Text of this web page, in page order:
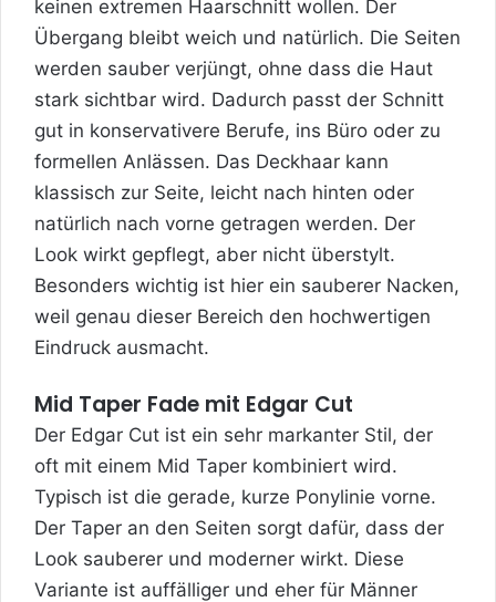
keinen extremen Haarschnitt wollen. Der
Übergang bleibt weich und natürlich. Die Seiten
werden sauber verjüngt, ohne dass die Haut
stark sichtbar wird. Dadurch passt der Schnitt
gut in konservativere Berufe, ins Büro oder zu
formellen Anlässen. Das Deckhaar kann
klassisch zur Seite, leicht nach hinten oder
natürlich nach vorne getragen werden. Der
Look wirkt gepflegt, aber nicht überstylt.
Besonders wichtig ist hier ein sauberer Nacken,
weil genau dieser Bereich den hochwertigen
Eindruck ausmacht.
Mid Taper Fade mit Edgar Cut
Der Edgar Cut ist ein sehr markanter Stil, der
oft mit einem Mid Taper kombiniert wird.
Typisch ist die gerade, kurze Ponylinie vorne.
Der Taper an den Seiten sorgt dafür, dass der
Look sauberer und moderner wirkt. Diese
Variante ist auffälliger und eher für Männer